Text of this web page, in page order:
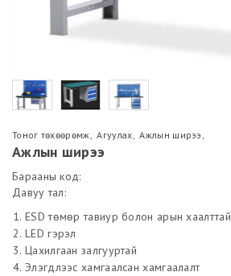
Тоног төхөөрөмж,Агуулах,Ажлын ширээ,
Ажлын ширээ
Барааны код:
Давуу тал:
ESD төмөр тавиур болон арын хаалттай
LED гэрэл
Цахилгаан залгууртай
Элэгдлээс хамгаалсан хамгаалалт